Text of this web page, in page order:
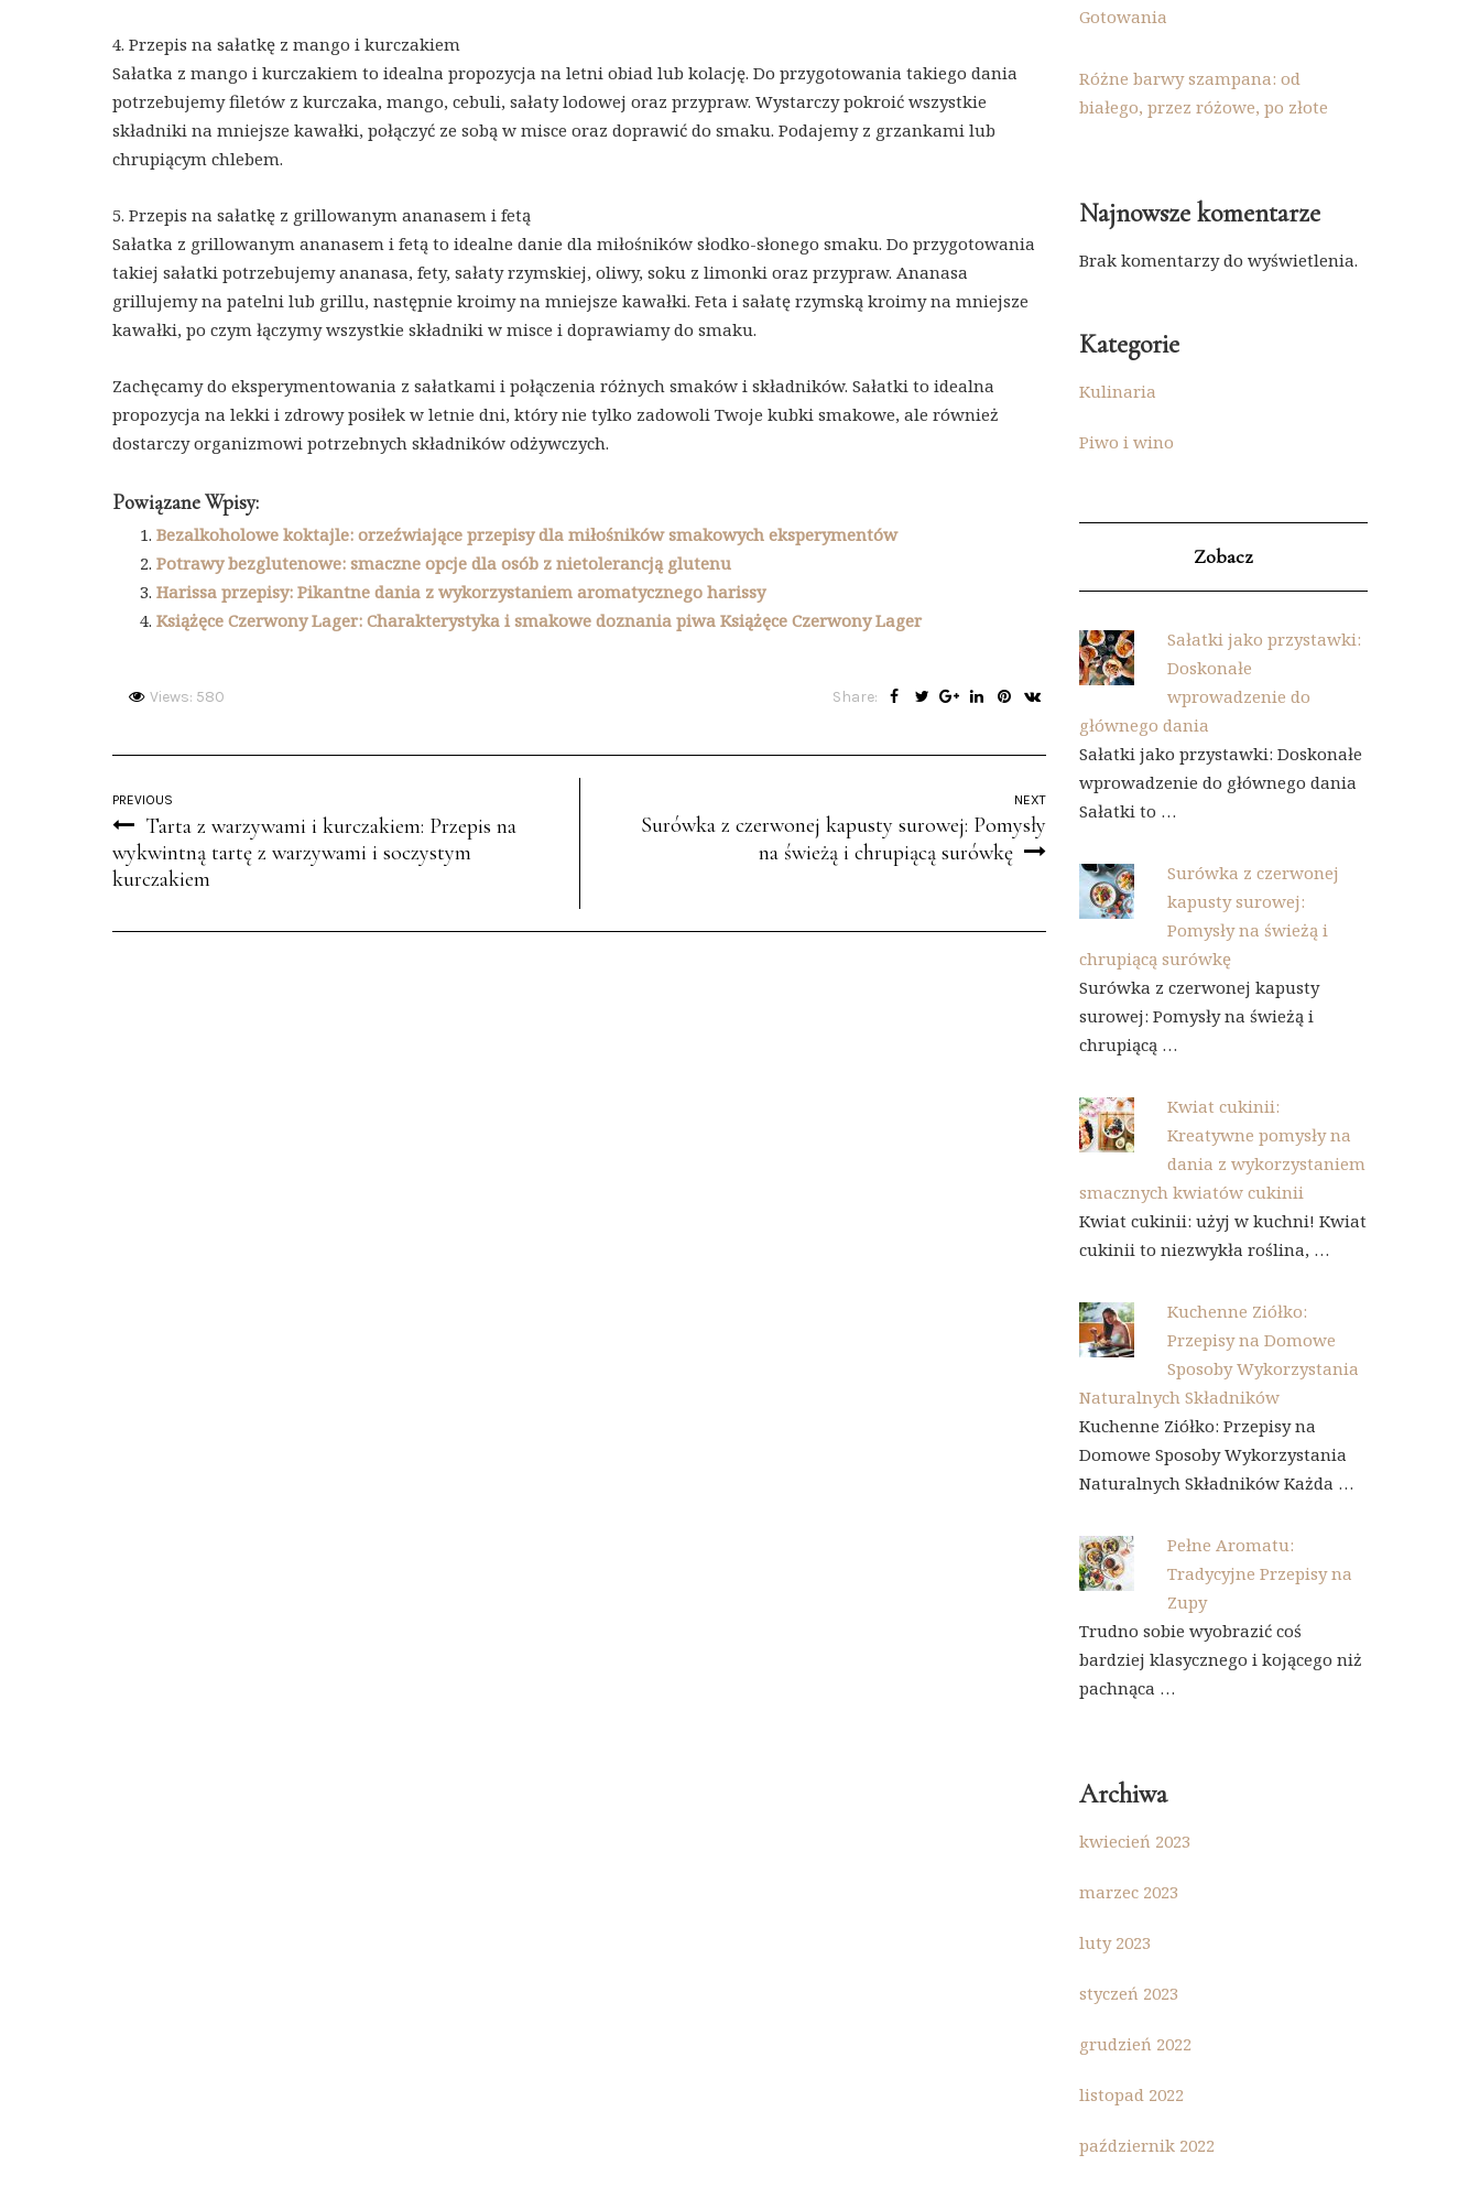
4. Przepis na sałatkę z mango i kurczakiem
Sałatka z mango i kurczakiem to idealna propozycja na letni obiad lub kolację. Do przygotowania takiego dania
potrzebujemy filetów z kurczaka, mango, cebuli, sałaty lodowej oraz przypraw. Wystarczy pokroić wszystkie
składniki na mniejsze kawałki, połączyć ze sobą w misce oraz doprawić do smaku. Podajemy z grzankami lub
chrupiącym chlebem.
5. Przepis na sałatkę z grillowanym ananasem i fetą
Sałatka z grillowanym ananasem i fetą to idealne danie dla miłośników słodko-słonego smaku. Do przygotowania
takiej sałatki potrzebujemy ananasa, fety, sałaty rzymskiej, oliwy, soku z limonki oraz przypraw. Ananasa
grillujemy na patelni lub grillu, następnie kroimy na mniejsze kawałki. Feta i sałatę rzymską kroimy na mniejsze
kawałki, po czym łączymy wszystkie składniki w misce i doprawiamy do smaku.
Zachęcamy do eksperymentowania z sałatkami i połączenia różnych smaków i składników. Sałatki to idealna
propozycja na lekki i zdrowy posiłek w letnie dni, który nie tylko zadowoli Twoje kubki smakowe, ale również
dostarczy organizmowi potrzebnych składników odżywczych.
Powiązane Wpisy:
Bezalkoholowe koktajle: orzeźwiające przepisy dla miłośników smakowych eksperymentów
Potrawy bezglutenowe: smaczne opcje dla osób z nietolerancją glutenu
Harissa przepisy: Pikantne dania z wykorzystaniem aromatycznego harissy
Książęce Czerwony Lager: Charakterystyka i smakowe doznania piwa Książęce Czerwony Lager
Views: 580 Share:
PREVIOUS
Tarta z warzywami i kurczakiem: Przepis na
wykwintną tartę z warzywami i soczystym
kurczakiem
NEXT
Surówka z czerwonej kapusty surowej: Pomysły
na świeżą i chrupiącą surówkę
Gotowania
Różne barwy szampana: od
białego, przez różowe, po złote
Najnowsze komentarze
Brak komentarzy do wyświetlenia.
Kategorie
Kulinaria
Piwo i wino
Zobacz
Sałatki jako przystawki:
Doskonałe
wprowadzenie do
głównego dania
Sałatki jako przystawki: Doskonałe
wprowadzenie do głównego dania
Sałatki to …
Surówka z czerwonej
kapusty surowej:
Pomysły na świeżą i
chrupiącą surówkę
Surówka z czerwonej kapusty
surowej: Pomysły na świeżą i
chrupiącą …
Kwiat cukinii:
Kreatywne pomysły na
dania z wykorzystaniem
smacznych kwiatów cukinii
Kwiat cukinii: użyj w kuchni! Kwiat
cukinii to niezwykła roślina, …
Kuchenne Ziółko:
Przepisy na Domowe
Sposoby Wykorzystania
Naturalnych Składników
Kuchenne Ziółko: Przepisy na
Domowe Sposoby Wykorzystania
Naturalnych Składników Każda …
Pełne Aromatu:
Tradycyjne Przepisy na
Zupy
Trudno sobie wyobrazić coś
bardziej klasycznego i kojącego niż
pachnąca …
Archiwa
kwiecień 2023
marzec 2023
luty 2023
styczeń 2023
grudzień 2022
listopad 2022
październik 2022